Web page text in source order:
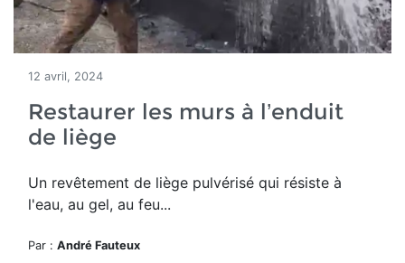
12 avril, 2024
Restaurer les murs à l’enduit
de liège
Un revêtement de liège pulvérisé qui résiste à
l'eau, au gel, au feu...
Par : André Fauteux